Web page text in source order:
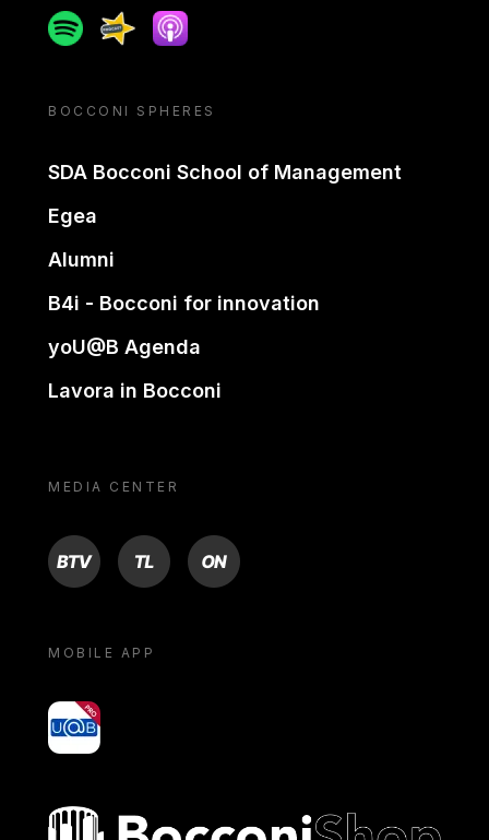
SpotifySpreakerApple podcast
BOCCONI SPHERES
SDA Bocconi School of Management
Egea
Alumni
B4i - Bocconi for innovation
yoU@B Agenda
Lavora in Bocconi
MEDIA CENTER
BTV TL ON
MOBILE APP
yoU@B
Bocconi shop